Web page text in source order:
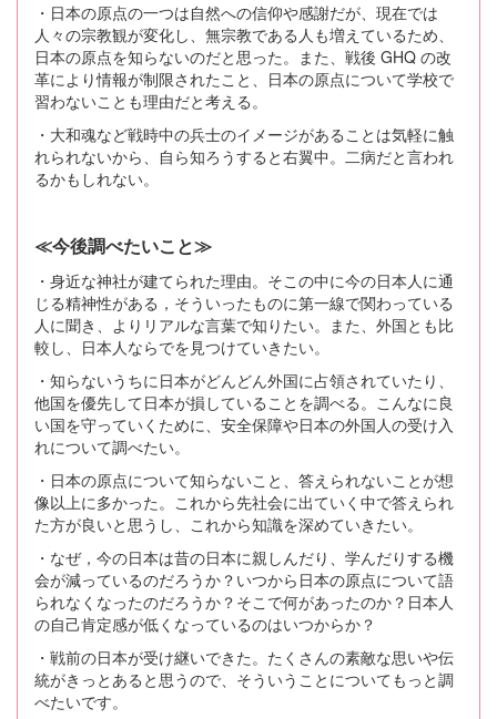
・日本の原点の一つは自然への信仰や感謝だが、現在では
人々の宗教観が変化し、無宗教である人も増えているため、
日本の原点を知らないのだと思った。また、戦後 GHQ の改
革により情報が制限されたこと、日本の原点について学校で
習わないことも理由だと考える。
・大和魂など戦時中の兵士のイメージがあることは気軽に触
れられないから、自ら知ろうすると右翼中。二病だと言われ
るかもしれない。
≪今後調べたいこと≫
・身近な神社が建てられた理由。そこの中に今の日本人に通
じる精神性がある，そういったものに第一線で関わっている
人に聞き、よりリアルな言葉で知りたい。また、外国とも比
較し、日本人ならでを見つけていきたい。
・知らないうちに日本がどんどん外国に占領されていたり、
他国を優先して日本が損していることを調べる。こんなに良
い国を守っていくために、安全保障や日本の外国人の受け入
れについて調べたい。
・日本の原点について知らないこと、答えられないことが想
像以上に多かった。これから先社会に出ていく中で答えられ
た方が良いと思うし、これから知識を深めていきたい。
・なぜ，今の日本は昔の日本に親しんだり、学んだりする機
会が減っているのだろうか？いつから日本の原点について語
られなくなったのだろうか？そこで何があったのか？日本人
の自己肯定感が低くなっているのはいつからか？
・戦前の日本が受け継いできた。たくさんの素敵な思いや伝
統がきっとあると思うので、そういうことについてもっと調
べたいです。